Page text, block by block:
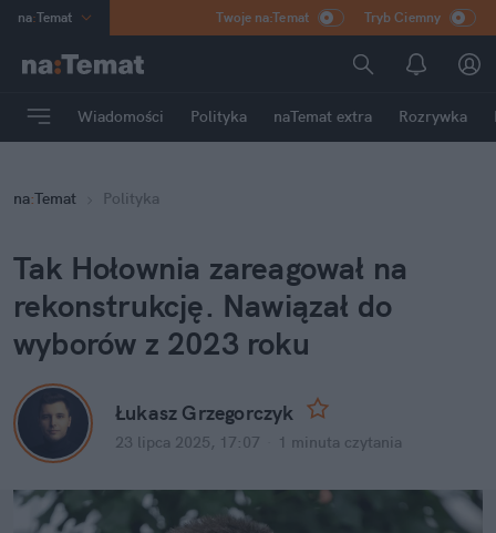
na:Temat
Poland
mama
Rozrywka
Twoje na:Temat Tryb Ciemny
Wiadomości Polityka naTemat extra Rozrywka
na:Temat Polityka
Tak Hołownia zareagował na
rekonstrukcję. Nawiązał do
wyborów z 2023 roku
Łukasz Grzegorczyk
23 lipca 2025, 17:07 1 minuta czytania